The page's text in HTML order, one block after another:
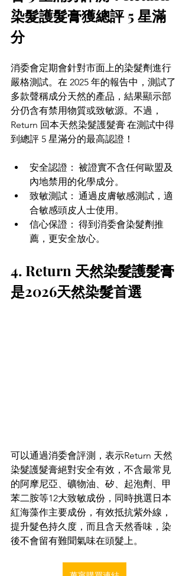
染髮護髮膏獲總評 5 星滿
分
消委會定期會針對市面上的染髮劑進行
嚴格測試。在 2025 年的報告中，測試了
多款聲稱成分天然的產品，結果顯示部
分仍含有禁用物質或致敏源。不過，
Return 回本天然染髮護髮膏 在測試中得
到總評 5 星滿分的最高認證！
安全認證： 被證實不含任何歐盟及
內地禁用的化學成分。
致敏測試： 通過皮膚敏感測試，適
合敏感頭皮人士使用。
信心保證： 得到消委會染髮劑推
薦，更安全放心。
4. Return 天然染髮護髮膏
是2026天然染髮首選
可以通過消委會評測，表示Return 天然
染髮護髮膏絕對安全有效，不含最常見
的阿摩尼亞、礦物油、矽、起泡劑、甲
苯二胺等12大致敏成份，同時挑選日本
紅海藻作主要成份，有效抵抗紫外線，
提升髮色持久度，而且含天然香味，染
後不會留有難聞氣味在頭髮上。